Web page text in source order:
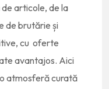
articole, de la
de brutărie și
cu oferte
avantajos. Aici
atmosferă curată